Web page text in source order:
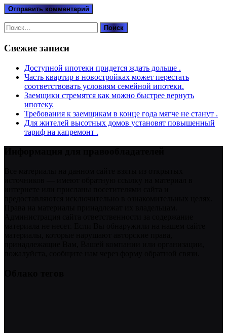
Найти:
Свежие записи
Доступной ипотеки придется ждать дольше .
Часть квартир в новостройках может перестать
соответствовать условиям семейной ипотеки.
Заемщики стремятся как можно быстрее вернуть
ипотеку.
Требования к заемщикам в конце года мягче не станут .
Для жителей высотных домов установят повышенный
тариф на капремонт .